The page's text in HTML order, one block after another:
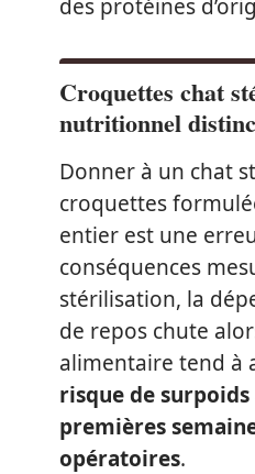
des protéines
Croquettes chat
nutritionnel
Donner à un chat
croquettes
entier est une
conséquences
stérilisation, la
de repos chute
alimentaire tend à
risque de
premières
opératoires.